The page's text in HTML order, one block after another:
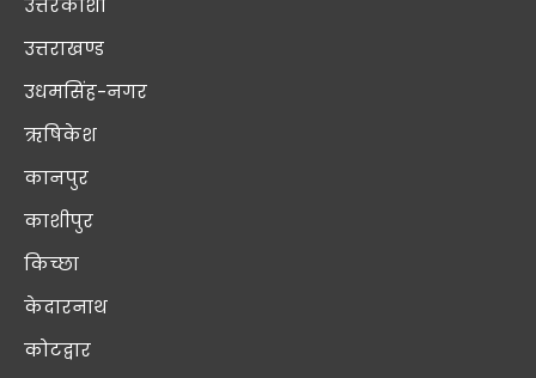
उत्तरकाशी
उत्तराखण्ड
उधमसिंह-नगर
ऋषिकेश
कानपुर
काशीपुर
किच्छा
केदारनाथ
कोटद्वार